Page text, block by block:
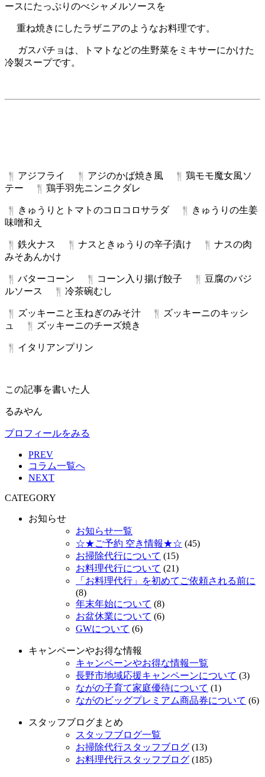
ースにたっぷりのべシャメルソースを
重ね焼きにしたラザニアのようなお料理です。
ガスパチョは、トマトなどの生野菜をミキサーにかけた
冷製スープです。
アジフライ アジのかば焼き風
鶏モモ魔女風ソ
テー
鶏手羽先ニンニクダレ
きゅうりとトマトのコロコロサラダ
きゅうりの生姜
味噌和え
鉄火ナス ナスときゅうりの辛子漬け
ナスの肉
みそあんかけ
バターコーン コーン入り揚げ餃子
豆腐のバジ
ルソース
冷茶碗むし
ズッキーニと玉ねぎのみそ汁
ズッキーニのキッシ
ュ
ズッキーニのチーズ焼き
イタリアンプリン
この記事を書いた人
るみやん
プロフィールをみる
PREV
コラム一覧へ
NEXT
CATEGORY
お知らせ
お知らせ一覧
☆★ご予約 空き情報★☆ (45)
お掃除代行について (15)
お料理代行について (21)
「お料理代行」を初めてご依頼される前に
(8)
年末年始について (8)
お盆休業について (6)
GWについて (6)
キャンペーンやお得な情報
キャンペーンやお得な情報一覧
長野市地域応援キャンペーンについて (3)
ながの子育て家庭優待について (1)
ながのビッグプレミアム商品券について (6)
スタッフブログまとめ
スタッフブログ一覧
お掃除代行スタッフブログ (13)
お料理代行スタッフブログ (185)